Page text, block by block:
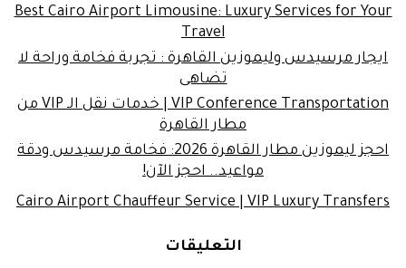
Best Cairo Airport Limousine: Luxury Services for Your
Travel
ايجار مرسيدس وليموزين القاهرة : تجربة فخامة وراحة لا
تضاهى
VIP Conference Transportation | خدمات نقل الـ VIP من
مطار القاهرة
احجز ليموزين مطار القاهرة 2026: فخامة مرسيدس ودقة
مواعيد.. احجز الآن!
Cairo Airport Chauffeur Service | VIP Luxury Transfers
التعليقات